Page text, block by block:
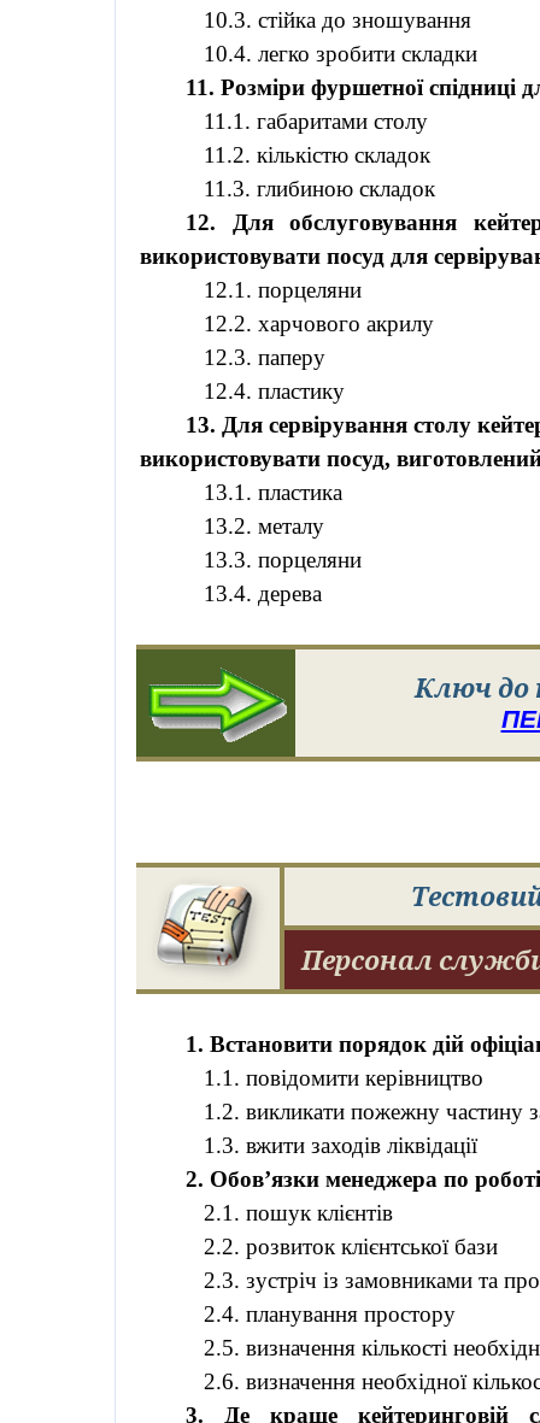
10.3. стійка до зношування
10.4. легко зробити складки
11. Розмірифуршетноїспідниці
11.1. габаритами столу
11.2. кількістю складок
11.3. глибиною складок
12. Для обслуговування
використовувати посуд для
12.1. порцеляни
12.2. харчового акрилу
12.3. паперу
12.4. пластику
13. Для сервірування столу
використовувати посуд,
13.1. пластика
13.2. металу
13.3. порцеляни
13.4. дерева
Ключ до
Персонал
1. Встановити порядок дій
1.1. повідомити керівництво
1.2. викликати пожежну частину
1.3. вжити заходів ліквідації
2. Обов’язки менеджера по
2.1. пошук клієнтів
2.2. розвиток клієнтської бази
2.3. зустріч із замовниками та
2.4. планування простору
2.5. визначення кількості
2.6. визначення необхідної
3. Де краще кейтеринговій